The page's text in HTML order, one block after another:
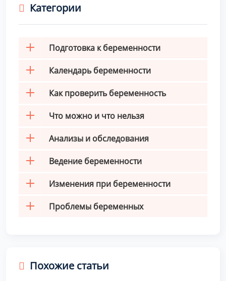
Категории
Подготовка к беременности
Календарь беременности
Как проверить беременность
Что можно и что нельзя
Анализы и обследования
Ведение беременности
Изменения при беременности
Проблемы беременных
Похожие статьи